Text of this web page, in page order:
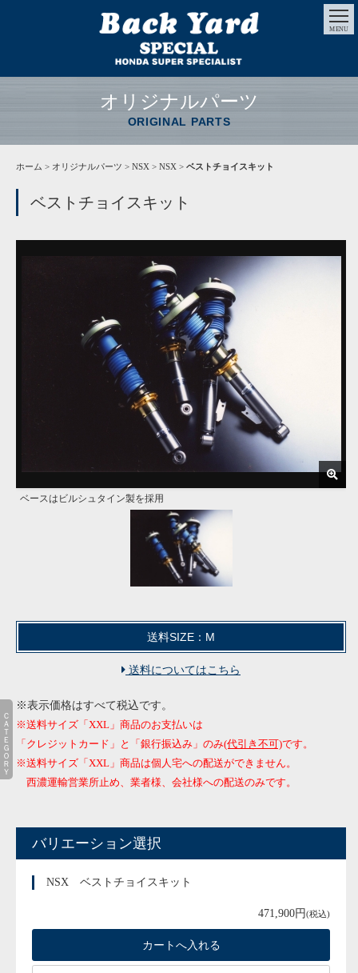
MENU
オリジナルパーツ
ORIGINAL PARTS
ホーム > オリジナルパーツ > NSX > NSX > ベストチョイスキット
ベストチョイスキット
ベースはビルシュタイン製を採用
送料SIZE：M
送料についてはこちら
※表示価格はすべて税込です。
※送料サイズ「XXL」商品のお支払いは
「クレジットカード」と「銀行振込み」のみ(代引き不可)です。
※送料サイズ「XXL」商品は個人宅への配送ができません。
西濃運輸営業所止め、業者様、会社様への配送のみです。
バリエーション選択
NSX ベストチョイスキット
471,900円(税込)
ＣＡＴＥＧＯＲＹ